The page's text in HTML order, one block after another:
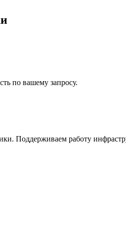
по вашему запросу.
Поддерживаем работу